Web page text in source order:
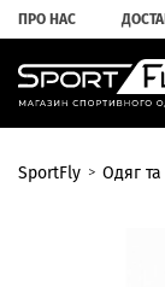
ПРО НАС
SportFly Одяг та